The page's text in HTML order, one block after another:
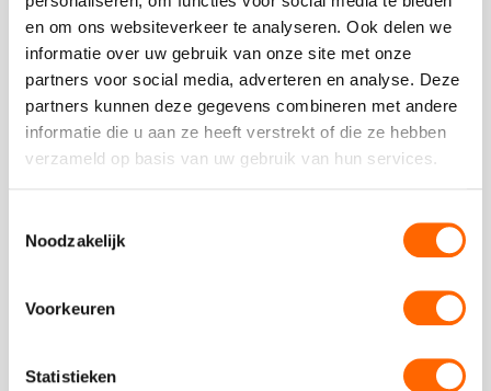
en om ons websiteverkeer te analyseren. Ook delen we
informatie over uw gebruik van onze site met onze
partners voor social media, adverteren en analyse. Deze
partners kunnen deze gegevens combineren met andere
informatie die u aan ze heeft verstrekt of die ze hebben
verzameld op basis van uw gebruik van hun services.
Noodzakelijk
Voorkeuren
Statistieken
Met 4 bloedfanatieke teams lekker met de GPS
door Rotterdam gefietst. Leuk dat onze
kernwaarden in de vragen verwerkt waren! FIjn
Lees verder
Deze
review
kreeg
een
Bekijk alle reviews